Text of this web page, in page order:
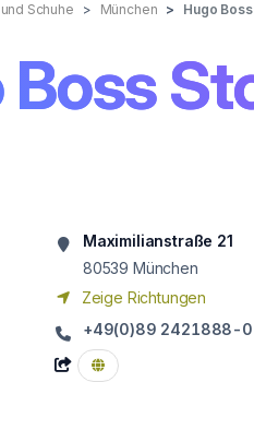
Schuhe München Hugo
Maximilianstraße 21
80539 München
Zeige Richtungen
+49(0)89 2421888-0